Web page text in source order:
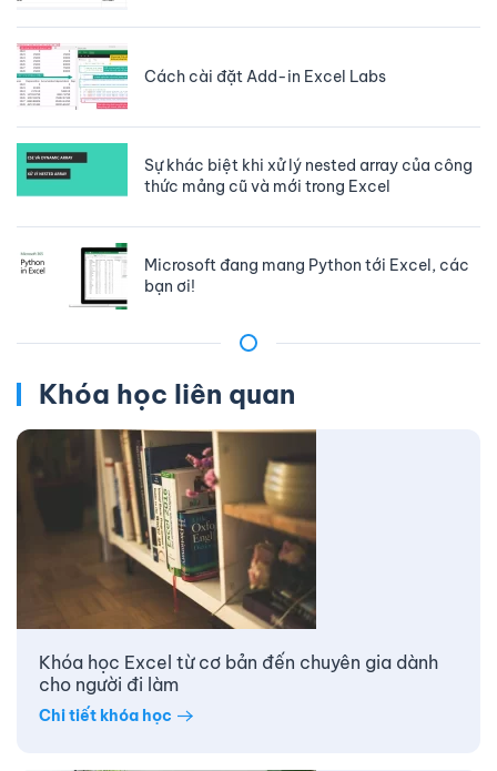
Cách cài đặt Add-in Excel Labs
Sự khác biệt khi xử lý nested array của công
thức mảng cũ và mới trong Excel
Microsoft đang mang Python tới Excel, các
bạn ơi!
Khóa học liên quan
Khóa học Excel từ cơ bản đến chuyên gia dành
cho người đi làm
Chi tiết khóa học